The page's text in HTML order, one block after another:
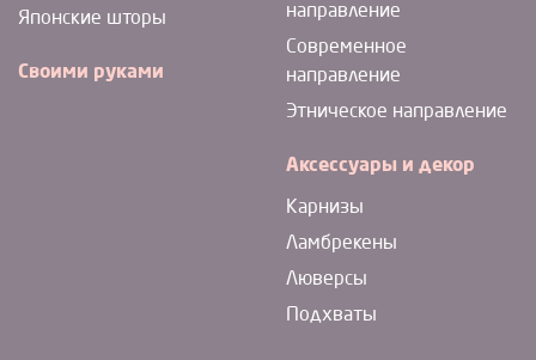
Японские шторы
Своими руками
направление
Современное
направление
Этническое направление
Аксессуары и декор
Карнизы
Ламбрекены
Люверсы
Подхваты